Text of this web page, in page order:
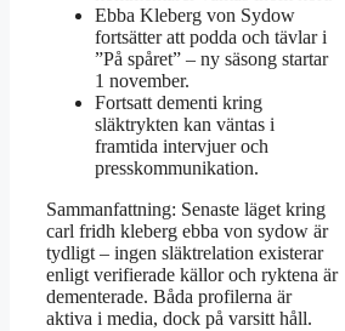
Ebba Kleberg von Sydow
fortsätter att podda och tävlar i
”På spåret” – ny säsong startar
1 november.
Fortsatt dementi kring
släktrykten kan väntas i
framtida intervjuer och
presskommunikation.
Sammanfattning: Senaste läget kring
carl fridh kleberg ebba von sydow är
tydligt – ingen släktrelation existerar
enligt verifierade källor och ryktena är
dementerade. Båda profilerna är
aktiva i media, dock på varsitt håll.